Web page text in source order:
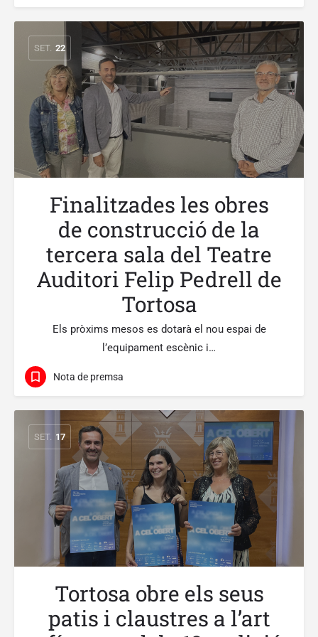
SET. 22
Finalitzades les obres
de construcció de la
tercera sala del Teatre
Auditori Felip Pedrell de
Tortosa
Els pròxims mesos es dotarà el nou espai de
l’equipament escènic i…
Nota de premsa
SET. 17
Tortosa obre els seus
patis i claustres a l’art